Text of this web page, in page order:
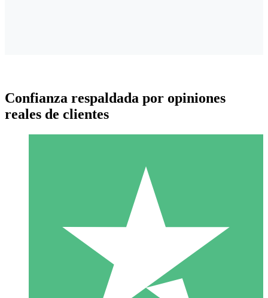
Paquetes de Créditos Individuales
Paga según el uso con créditos de descarga. Sin compromiso
10 00
Confianza respaldada por opiniones
reales de clientes